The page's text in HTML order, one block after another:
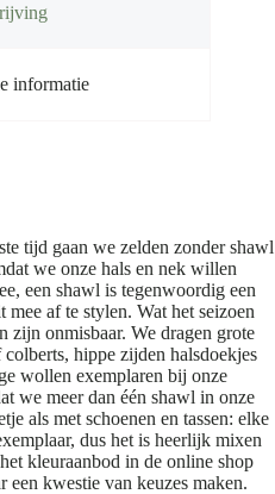
informatie
tijd gaan we zelden zonder shawl
we onze hals en nek willen
een shawl is tegenwoordig een
af te stylen. Wat het seizoen
zijn onmisbaar. We dragen grote
hippe zijden halsdoekjes
wollen exemplaren bij onze
we meer dan één shawl in onze
als met schoenen en tassen: elke
dus het is heerlijk mixen
kleuraanbod in de online shop
een kwestie van keuzes maken.